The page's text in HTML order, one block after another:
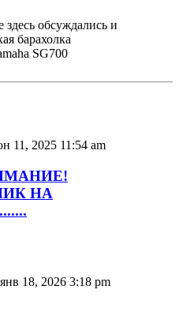
обсуждались и
барахолка
SG700
11, 2025 11:54 am
НА
18, 2026 3:18 pm